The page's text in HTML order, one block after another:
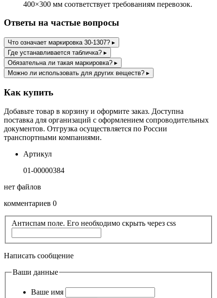
400×300 мм соответствует требованиям перевозок.
Ответы на частые вопросы
Что означает маркировка 30-1307? ▸
Где устанавливается табличка? ▸
Обязательна ли такая маркировка? ▸
Можно ли использовать для других веществ? ▸
Как купить
Добавьте товар в корзину и оформите заказ. Доступна
поставка для организаций с оформлением сопроводительных
документов. Отгрузка осуществляется по России
транспортными компаниями.
Артикул
01-00000384
нет файлов
комментариев 0
Антиспам поле. Его необходимо скрыть через css
Написать сообщение
Ваши данные
Ваше имя